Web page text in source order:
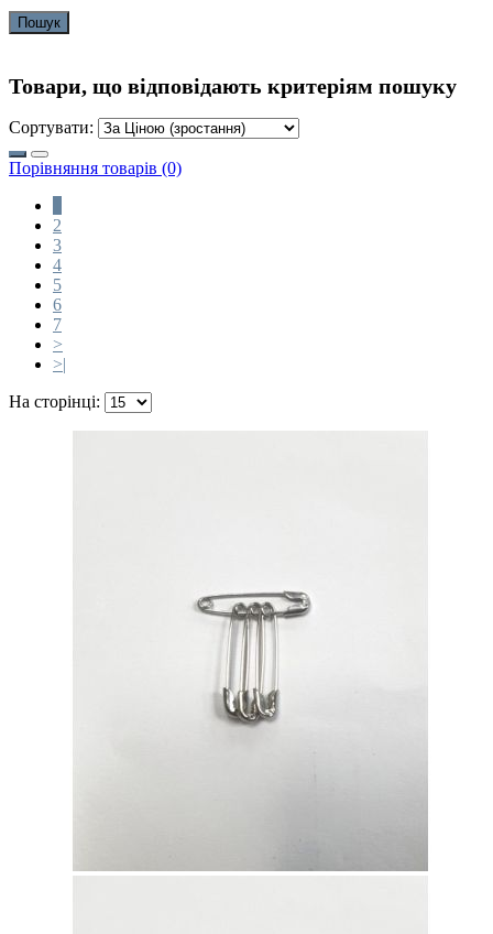
Товари, що відповідають критеріям пошуку
Сортувати:
Порівняння товарів (0)
2
3
4
5
6
7
>
>|
На сторінці: